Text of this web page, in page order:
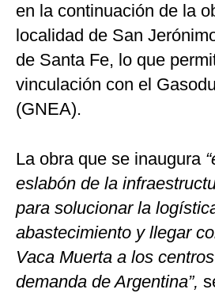
en la continuación de la
localidad de San
de Santa Fe, lo que
vinculación con el
(GNEA).
La obra que se inaugura
eslabón de la
para solucionar la
abastecimiento y llegar
Vaca Muerta a los
demanda de Argentina”,